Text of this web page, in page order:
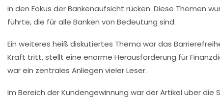
in den Fokus der Bankenaufsicht rücken. Diese Themen
führte, die für alle Banken von Bedeutung sind.
Ein weiteres heiß diskutiertes Thema war das
Kraft tritt, stellt eine enorme Herausforderung für
war ein zentrales Anliegen vieler Leser.
Im Bereich der Kundengewinnung war der Artikel über die